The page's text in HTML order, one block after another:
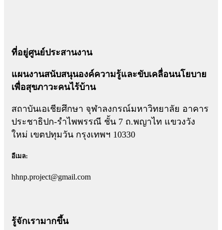
ที่อยู่ศูนย์ประสานงาน
แผนงานสนับสนุนองค์ความรู้และขับเคลื่อนนโยบาย
เพื่อสุขภาวะคนไร้บ้าน
สถาบันเอเชียศึกษา จุฬาลงกรณ์มหาวิทยาลัย อาคาร
ประชาธิปก-รำไพพรรณี ชั้น 7 ถ.พญาไท แขวงวัง
ใหม่ เขตปทุมวัน กรุงเทพฯ 10330
อีเมล:
hhnp.project@gmail.com
รู้จักเรามากขึ้น